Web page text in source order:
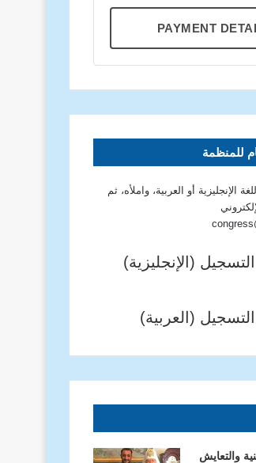
PAYMENT
للمنظمة
الإنجليزية أو العربية، واملأه، ثم
(الإنجليزية)
(العربية)
والتعايش